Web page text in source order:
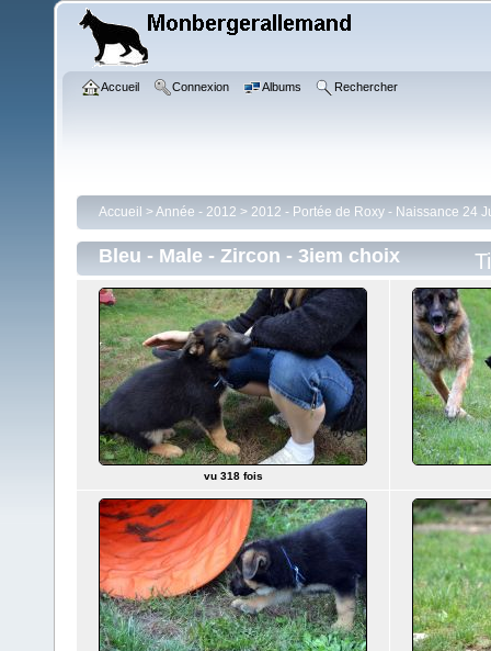
Accueil Connexion Albums Rechercher
Accueil >Année - 2012 > 2012 - Portée de Roxy - Naissance 24
Bleu - Male - Zircon - 3iem choix
vu 318 fois